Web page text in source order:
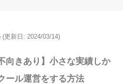
(更新日: 2024/03/14)
向きあり】小さな実績しか
ール運営をする方法